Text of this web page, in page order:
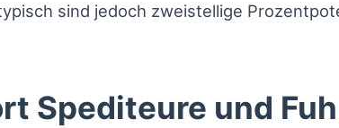
sind jedoch zweistellige
Spediteure und